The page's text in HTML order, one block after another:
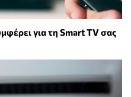
για τη Smart TV σας